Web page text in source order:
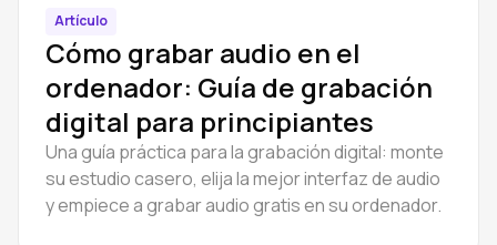
Artículo
Cómo grabar audio en el
ordenador: Guía de grabación
digital para principiantes
Una guía práctica para la grabación digital: monte
su estudio casero, elija la mejor interfaz de audio
y empiece a grabar audio gratis en su ordenador.